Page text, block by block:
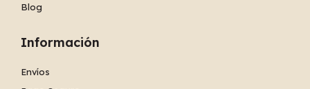
Blog
Información
Envíos